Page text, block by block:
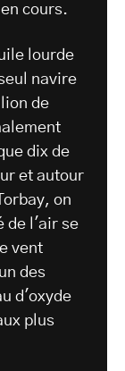
cours.
lourde
navire
de
dix de
et autour
on
de l'air se
vent
des
d'oxyde
plus